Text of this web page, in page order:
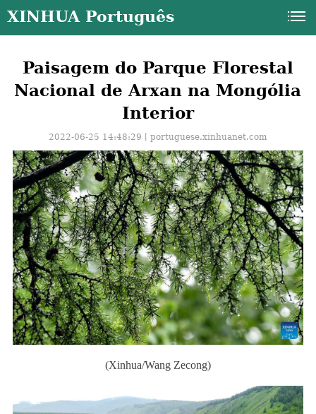
XINHUA Português
Paisagem do Parque Florestal
Nacional de Arxan na Mongólia
Interior
2022-06-25 14:48:29丨portuguese.xinhuanet.com
(Xinhua/Wang Zecong)